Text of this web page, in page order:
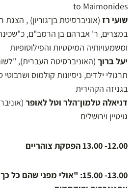
to Maimonides
שועי רז (אוניברסיטת בן־גוריון) , הצגת
במצרים, ר' אברהם בן הרמב"ם, כ"שכינה
ומשמעויותיה המיסטיות והפילוסופיות
יעל ברוך (האוניברסיטה העברית),
תרגולי ילדים, ניסיונות קולמוס
בגניזה הקהירית
דניאלה טלמון־הלר וטל לאופר
גויטיין וירושלים
12.00- 13.00 הפסקת צוהריים
13.00- 15.00: "אולי מפני שהם